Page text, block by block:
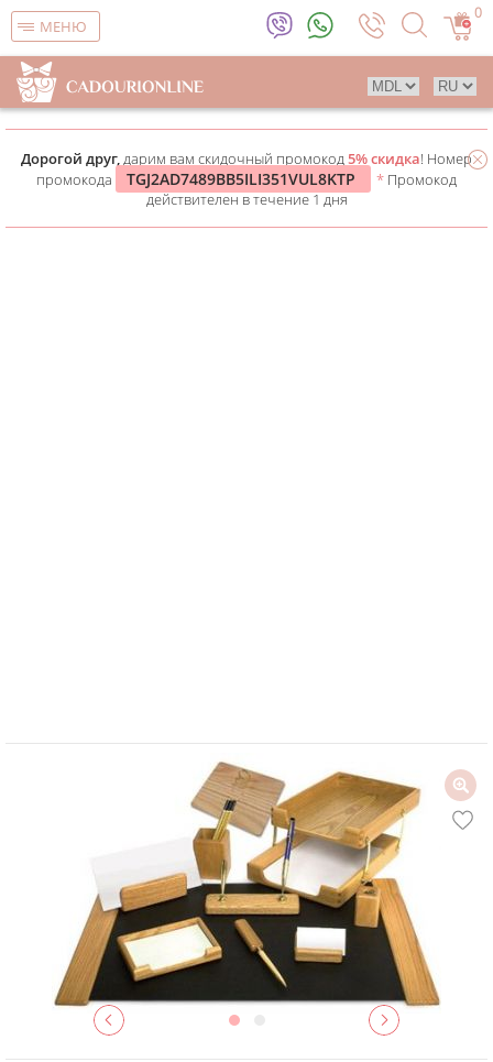
МЕНЮ
0
Дорогой друг,дарим вам скидочный промокод5% скидка! Номер
промокода
TGJ2AD7489BB5ILI351VUL8KTP * Промокод
действителен в течение 1 дня